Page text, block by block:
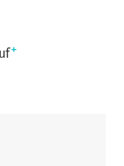
+